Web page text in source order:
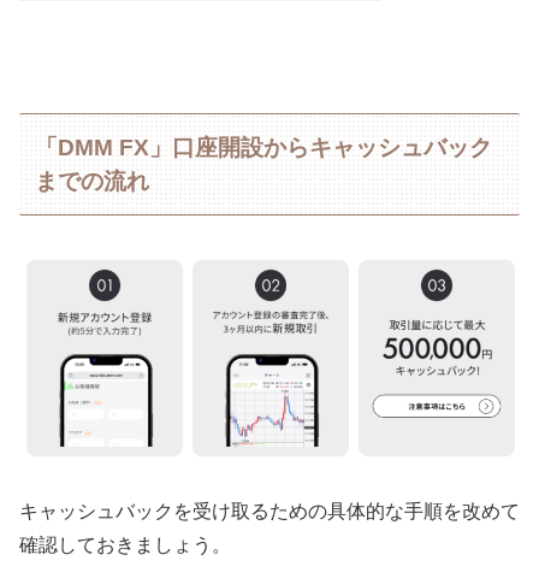
「DMM FX」口座開設からキャッシュバック
までの流れ
キャッシュバックを受け取るための具体的な手順を改めて
確認しておきましょう。